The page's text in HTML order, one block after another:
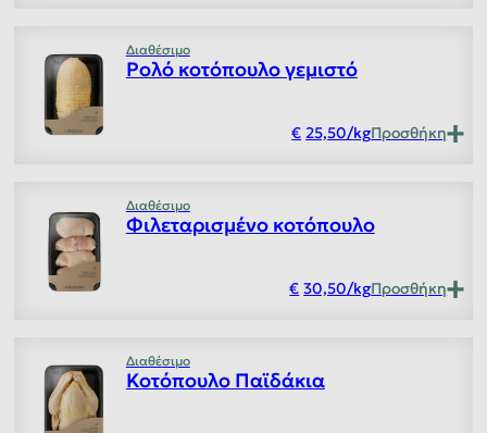
Διαθέσιμο
Ρολό κοτόπουλο γεμιστό
25,50/kgΠροσθήκη
Διαθέσιμο
Φιλεταρισμένο κοτόπουλο
30,50/kgΠροσθήκη
Διαθέσιμο
Κοτόπουλο Παϊδάκια